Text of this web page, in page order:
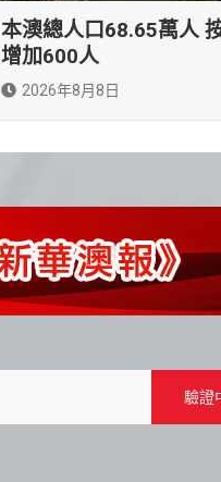
本澳總人口68.65萬人
增加600人
2026年8月8日